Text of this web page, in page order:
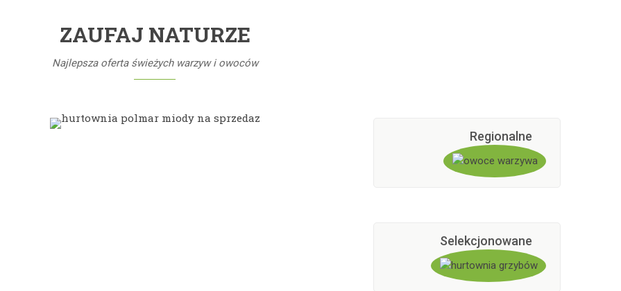
ZAUFAJ NATURZE
Najlepsza oferta świeżych warzyw i owoców
Regionalne
Selekcjonowane